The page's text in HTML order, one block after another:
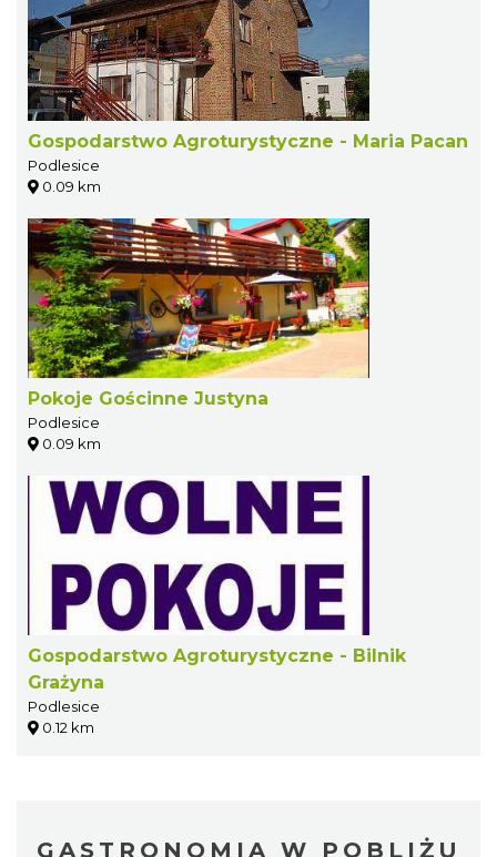
Gospodarstwo Agroturystyczne - Maria Pacan
Podlesice
0.09 km
Pokoje Gościnne Justyna
Podlesice
0.09 km
Gospodarstwo Agroturystyczne - Bilnik
Grażyna
Podlesice
0.12 km
GASTRONOMIA W POBLIŻU